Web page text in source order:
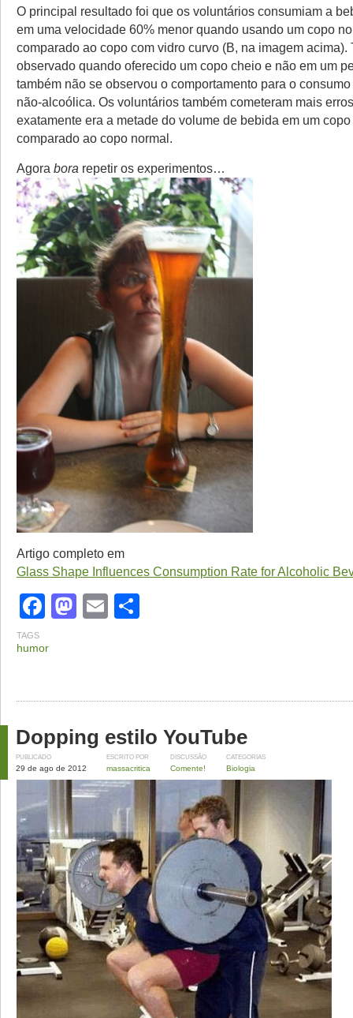
O principal resultado foi que os voluntários consumiam a
em uma velocidade 60% menor quando usando um copo
comparado ao copo com vidro curvo (B, na imagem acima).
observado quando oferecido um copo cheio e não em um
também não se observou o comportamento para o
não-alcoólica. Os voluntários também cometeram mais
exatamente era a metade do volume de bebida em um
comparado ao copo normal.
Agora bora repetir os experimentos…
Artigo completo em
Glass Shape Influences Consumption Rate for Alcoholic
Facebook
Mastodon
Email
TAGS
humor
Dopping estilo YouTube
PUBLICADO
29 de ago de 2012
ESCRITO POR
massacritica
DISCUSSÃO
Comente!
CATEGORIAS
Biologia